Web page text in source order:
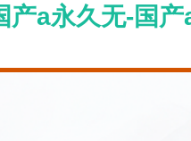
a永久无-国